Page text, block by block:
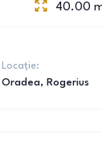
40.00
Locație:
Oradea, Rogerius